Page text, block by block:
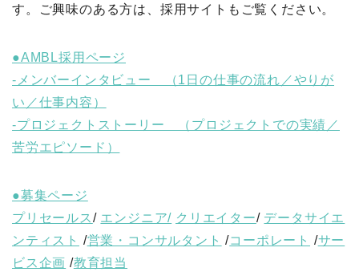
す。ご興味のある方は、採用サイトもご覧ください。
●AMBL採用ページ
-メンバーインタビュー （1日の仕事の流れ／やりが
い／仕事内容）
-プロジェクトストーリー （プロジェクトでの実績／
苦労エピソード）
●募集ページ
プリセールス / エンジニア/ クリエイター/ データサイエ
ンティスト /営業・コンサルタント /コーポレート /サー
ビス企画 /教育担当